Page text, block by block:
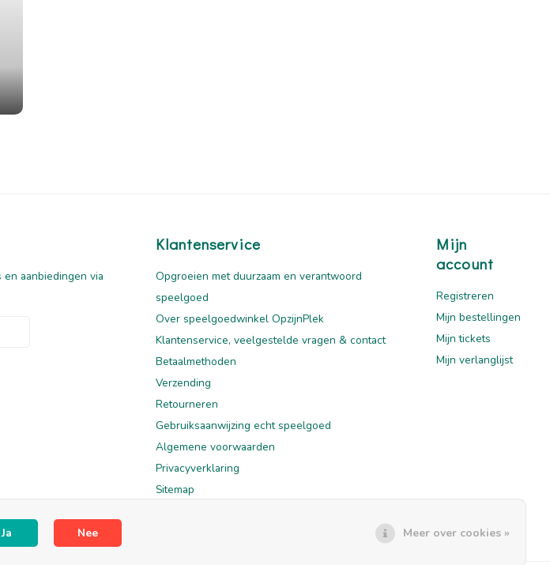
aanbiedingen via
Klantenservice
Opgroeien met duurzaam en verantwoord
speelgoed
Over speelgoedwinkel OpzijnPlek
Klantenservice, veelgestelde vragen & contact
Betaalmethoden
Verzending
Retourneren
Gebruiksaanwijzing echt speelgoed
Algemene voorwaarden
Privacyverklaring
Sitemap
Mijn
account
Registreren
Mijn bestellingen
Mijn tickets
Mijn verlanglijst
Ja Nee Meer over cookies »